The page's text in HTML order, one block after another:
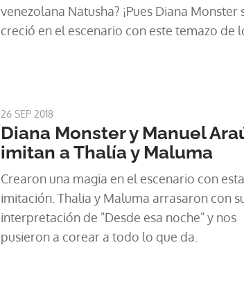
venezolana Natusha? ¡Pues Diana Monster
creció en el escenario con este temazo de
26 SEP 2018
Diana Monster y Manuel
imitan a Thalía y Maluma
Crearon una magia en el escenario con esta
imitación. Thalia y Maluma arrasaron con
interpretación de "Desde esa noche" y nos
pusieron a corear a todo lo que da.